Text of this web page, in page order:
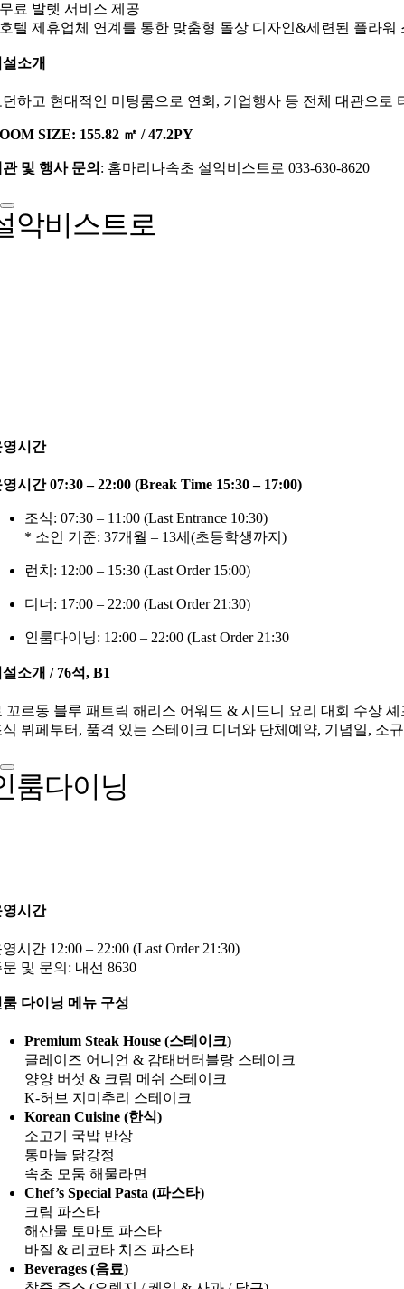
료 발렛 서비스 제공
텔 제휴업체 연계를 통한 맞춤형 돌상 디자인&세련된 플라워
소개
하고 현대적인 미팅룸으로 연회, 기업행사 등 전체 대관으
SIZE: 155.82 ㎡ / 47.2PY
및 행사 문의 : 홈마리나속초 설악비스트로 033-630-8620
악비스트로
시간
시간 07:30 – 22:00 (Break Time 15:30 – 17:00)
조식: 07:30 – 11:00 (Last Entrance 10:30)
* 소인 기준: 37개월 – 13세(초등학생까지)
런치: 12:00 – 15:30 (Last Order 15:00)
디너: 17:00 – 22:00 (Last Order 21:30)
인룸다이닝: 12:00 – 22:00 (Last Order 21:30
소개 / 76석, B1
꼬르동 블루 패트릭 해리스 어워드 & 시드니 요리 대회 수상
뷔페부터, 품격 있는 스테이크 디너와 단체예약, 기념일, 소
룸다이닝
시간
시간 12:00 – 22:00 (Last Order 21:30)
및 문의: 내선 8630
다이닝 메뉴 구성
Premium Steak House (스테이크)
글레이즈 어니언 & 감태버터블랑 스테이크
양양 버섯 & 크림 메쉬 스테이크
K-허브 지미추리 스테이크
Korean Cuisine (한식)
소고기 국밥 반상
통마늘 닭강정
속초 모둠 해물라면
Chef’s Special Pasta (파스타)
크림 파스타
해산물 토마토 파스타
바질 & 리코타 치즈 파스타
Beverages (음료)